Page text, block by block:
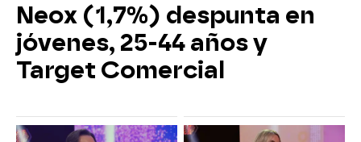
Neox (1,7%) despunta en
jóvenes, 25-44 años y
Target Comercial